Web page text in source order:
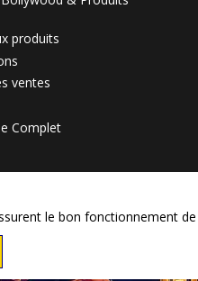
produits
ventes
Complet
le bon fonctionnement